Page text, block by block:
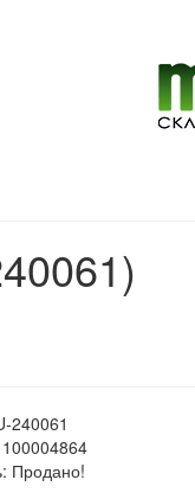
240061
Продано!